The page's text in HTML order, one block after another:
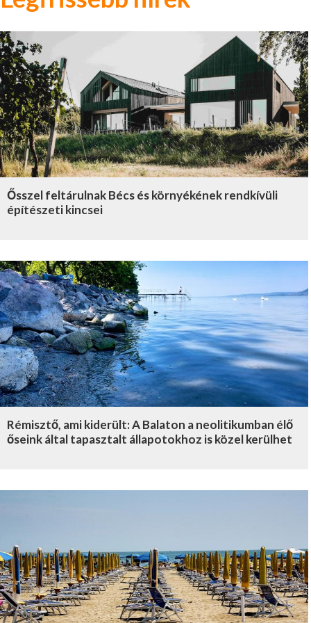
Ősszel feltárulnak Bécs és környékének rendkívüli
építészeti kincsei
Rémisztő, ami kiderült: A Balaton a neolitikumban élő
őseink által tapasztalt állapotokhoz is közel kerülhet